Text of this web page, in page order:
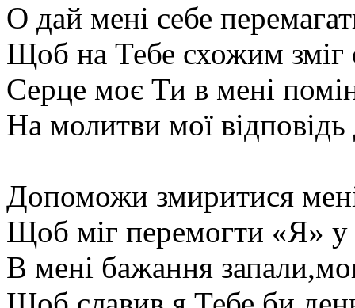
О дай мені себе
Щоб на Тебе схожим зміг
Серце моє Ти в мені
На молитви мої
Допоможи змиритися
Щоб міг перемогти «Я» у
В мені бажання